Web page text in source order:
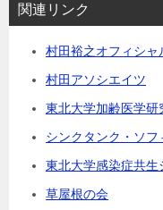
関連リンク
村田裕之オフィシャ
村田アソシエイツ
東北大学加齢医学研
シンクタンク・ソフ
東北大学感染症共生
草屋根の会